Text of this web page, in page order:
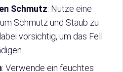
Schmutz: Nutze eine
Schmutz und Staub zu
vorsichtig, um das Fell
: Verwende ein feuchtes